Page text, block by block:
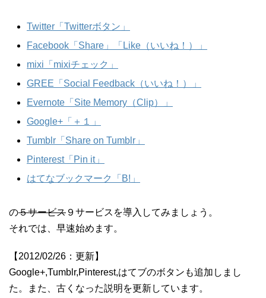
Twitter「Twitterボタン」
Facebook「Share」「Like（いいね！）」
mixi「mixiチェック」
GREE「Social Feedback（いいね！）」
Evernote「Site Memory（Clip）」
Google+「＋１」
Tumblr「Share on Tumblr」
Pinterest「Pin it」
はてなブックマーク「B!」
の５サービス ９サービスを導入してみましょう。
それでは、早速始めます。
【2012/02/26：更新】
Google+,Tumblr,Pinterest,はてブのボタンも追加しまし
た。また、古くなった説明を更新しています。